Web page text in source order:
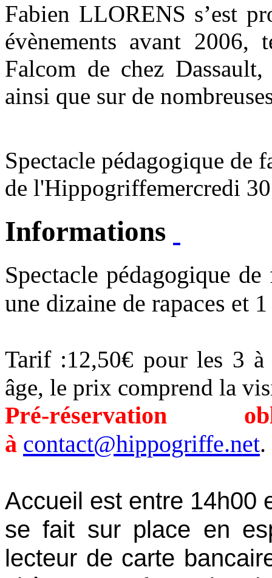
Fabien LLORENS s’est
évènements avant
Falcom de chez
ainsi que sur de
Spectacle pédagogique de
de l'Hippogriffemercredi
Informations
Spectacle pédagogique
une dizaine de rapaces et
Tarif :12,50€ pour les 3
âge, le prix comprend la
Pré-
à contact@hippogriffe.net.
Accueil est entre 14h00
se fait sur place en
lecteur de carte